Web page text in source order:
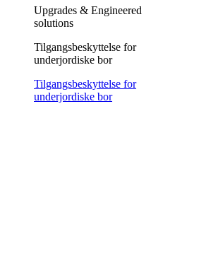
Upgrades & Engineered
solutions
Tilgangsbeskyttelse for
underjordiske bor
Tilgangsbeskyttelse for
underjordiske bor